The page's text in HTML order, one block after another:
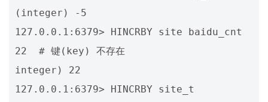
(integer) -5
127.0.0.1:6379> HINCRBY site baidu_cnt
22  # 键(key) 不存在
integer) 22
127.0.0.1:6379> HINCRBY site_t